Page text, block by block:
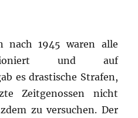
nach 1945 waren alle
und auf
es drastische Strafen,
Zeitgenossen nicht
zu versuchen. Der